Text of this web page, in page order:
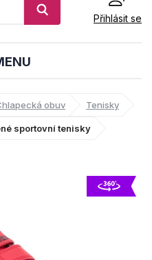
Přihlásit se
obuv Tenisky
sportovní tenisky